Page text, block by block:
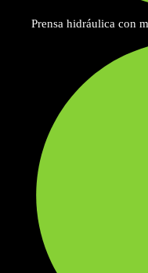
Prensa hidráulica con